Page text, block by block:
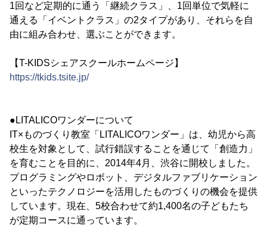
1回など定期的に通う「継続クラス」、1回単位で気軽に
通える「イベントクラス」の2タイプがあり、それらを自
由に組み合わせ、選ぶことができます。
【T-KIDSシェアスクールホームページ】
https://tkids.tsite.jp/
●LITALICOワンダーについて
IT×ものづくり教室「LITALICOワンダー」は、幼児から高
校生を対象として、試行錯誤することを通じて「創造力」
を育むことを目的に、2014年4月、渋谷に開校しました。
プログラミングやロボット、デジタルファブリケーション
といったテクノロジーを活用したものづくりの機会を提供
しています。現在、5校合わせて約1,400名の子どもたち
が定期コースに通っています。